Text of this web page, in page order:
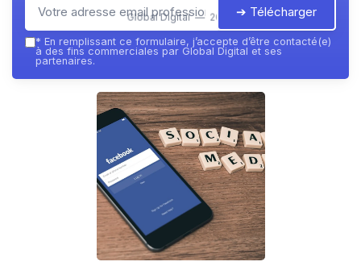
Global Digital — 2026 ➔ Télécharger
* En remplissant ce formulaire, j’accepte d’être contacté(e)
à des fins commerciales par Global Digital et ses
partenaires.